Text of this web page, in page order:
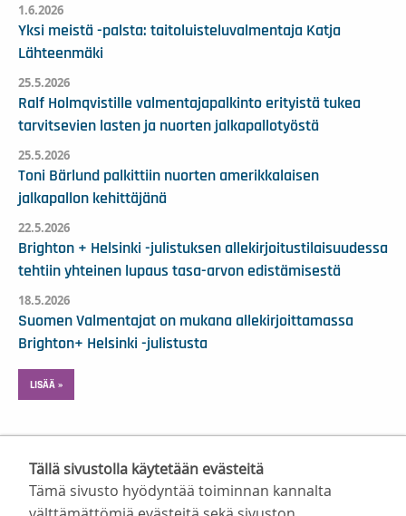
Tällä sivustolla käytetään evästeitä
Tämä sivusto hyödyntää toiminnan kannalta
1.6.2026
Yksi meistä -palsta: taitoluisteluvalmentaja Katja
Lähteenmäki
25.5.2026
Ralf Holmqvistille valmentajapalkinto erityistä tukea
tarvitsevien lasten ja nuorten jalkapallotyöstä
25.5.2026
Toni Bärlund palkittiin nuorten amerikkalaisen
jalkapallon kehittäjänä
22.5.2026
Brighton + Helsinki -julistuksen allekirjoitustilaisuudessa
tehtiin yhteinen lupaus tasa-arvon edistämisestä
18.5.2026
Suomen Valmentajat on mukana allekirjoittamassa
Brighton+ Helsinki -julistusta
LISÄÄ »